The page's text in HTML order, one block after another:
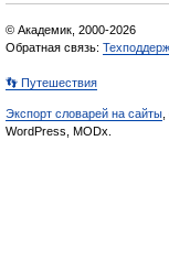
© Академик, 2000-2026
Обратная связь:
👣 Путешествия
Экспорт словарей на сайты
WordPress, MODx.